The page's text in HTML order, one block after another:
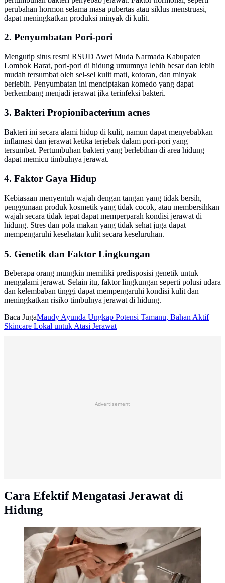
perubahan hormon selama masa pubertas atau siklus menstruasi,
dapat meningkatkan produksi minyak di kulit.
2. Penyumbatan Pori-pori
Mengutip situs resmi RSUD Awet Muda Narmada Kabupaten
Lombok Barat, pori-pori di hidung umumnya lebih besar dan lebih
mudah tersumbat oleh sel-sel kulit mati, kotoran, dan minyak
berlebih. Penyumbatan ini menciptakan komedo yang dapat
berkembang menjadi jerawat jika terinfeksi bakteri.
3. Bakteri Propionibacterium acnes
Bakteri ini secara alami hidup di kulit, namun dapat menyebabkan
inflamasi dan jerawat ketika terjebak dalam pori-pori yang
tersumbat. Pertumbuhan bakteri yang berlebihan di area hidung
dapat memicu timbulnya jerawat.
4. Faktor Gaya Hidup
Kebiasaan menyentuh wajah dengan tangan yang tidak bersih,
penggunaan produk kosmetik yang tidak cocok, atau membersihkan
wajah secara tidak tepat dapat memperparah kondisi jerawat di
hidung. Stres dan pola makan yang tidak sehat juga dapat
mempengaruhi kesehatan kulit secara keseluruhan.
5. Genetik dan Faktor Lingkungan
Beberapa orang mungkin memiliki predisposisi genetik untuk
mengalami jerawat. Selain itu, faktor lingkungan seperti polusi udara
dan kelembaban tinggi dapat mempengaruhi kondisi kulit dan
meningkatkan risiko timbulnya jerawat di hidung.
Baca JugaMaudy Ayunda Ungkap Potensi Tamanu, Bahan Aktif
Skincare Lokal untuk Atasi Jerawat
Advertisement
Cara Efektif Mengatasi Jerawat di
Hidung
Ilustrasi membersihkan
wajah/freepik.com/pvproductions